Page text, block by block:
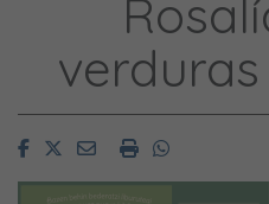
FacebookTwitterEmailImprimirWhatsapp